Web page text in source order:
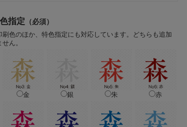
指定 （必須）
刷色のほか、特色指定にも対応しています。どちらも追加
ん。
金 銀 朱 赤